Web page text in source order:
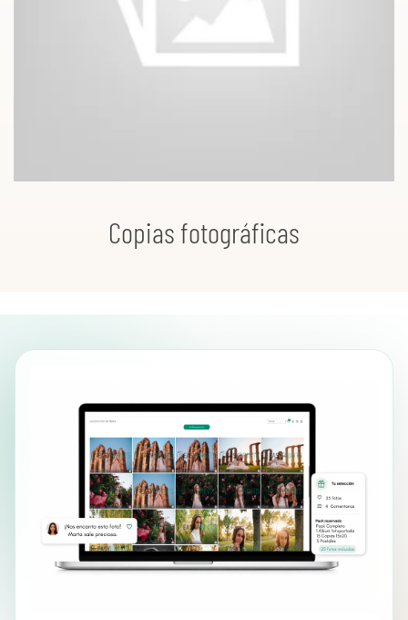
Copias fotográficas